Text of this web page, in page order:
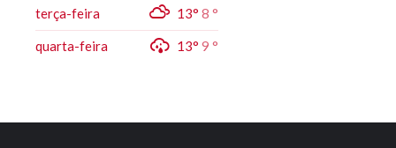
terça-feira 13° 8 °
quarta-feira 13° 9 °